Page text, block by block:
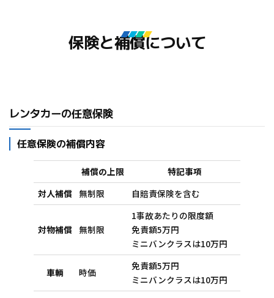
保険と補償について
レンタカーの任意保険
任意保険の補償内容
補償の上限
特記事項
対人補償
無制限 自賠責保険を含む
対物補償 無制限
1事故あたりの限度額
免責額5万円
ミニバンクラスは10万円
車輌 時価
免責額5万円
ミニバンクラスは10万円